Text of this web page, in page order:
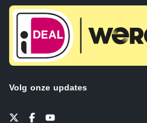
Volg onze updates